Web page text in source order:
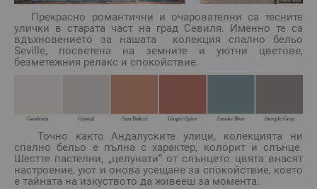
Прекрасно романтични и очарователни са тесните
улички в старата част на град Севиля. Именно те са
вдъхновението за нашата колекция спално бельо
Seville, посветена на земните и уютни цветове,
безметежния релакс и спокойствие.
Точно както Андалуските улици, колекцията ни
спално бельо е пълна с характер, колорит и слънце.
Шестте пастелни, „целунати“ от слънцето цвята внасят
настроение, уют и онова усещане за спокойствие, което
е тайната на изкуството да живееш за момента.